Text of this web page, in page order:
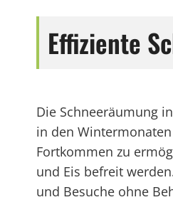
Effiziente
Die Schneeräumung
in den
Fortkommen zu
und Eis befreit
und Besuche ohne